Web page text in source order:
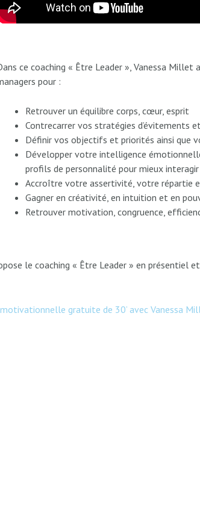
ce coaching « Être Leader », Vanessa Millet
pour :
Retrouver un équilibre corps, cœur, esprit
Contrecarrer vos stratégies d’évitements
Définir vos objectifs et priorités ainsi que
Développer votre intelligence
profils de personnalité pour mieux interagir
Accroître votre assertivité, votre répartie
Gagner en créativité, en intuition et en
Retrouver motivation, congruence,
le coaching « Être Leader » en présentiel
gratuite de 30’ avec Vanessa